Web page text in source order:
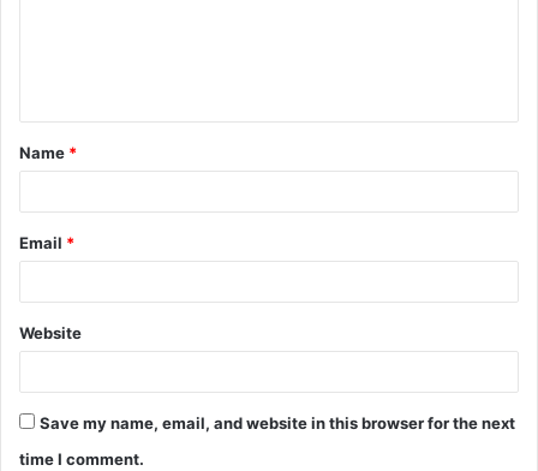
t
*
Name *
Email *
Website
Save my name, email, and website in this browser for the next
time I comment.